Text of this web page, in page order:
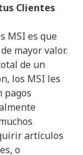
Clientes
MSI es que
mayor valor.
de un
los MSI les
pagos
artículos
o